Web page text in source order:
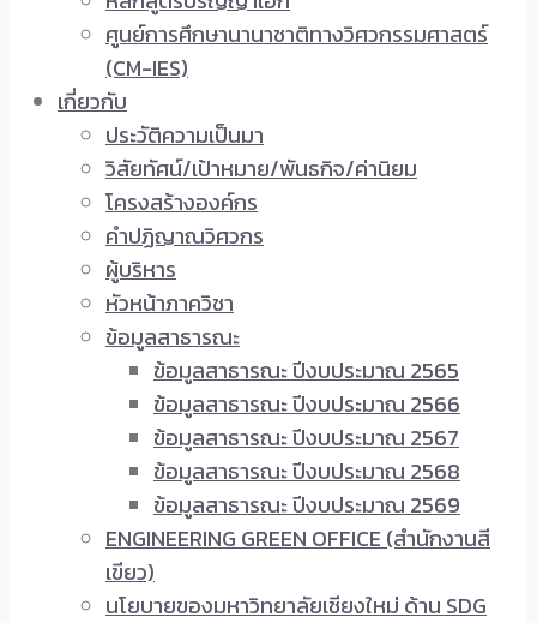
ศูนย์การศึกษานานาชาติทางวิศวกรรมศาสตร์
(CM-IES)
เกี่ยวกับ
ประวัติความเป็นมา
วิสัยทัศน์/เป้าหมาย/พันธกิจ/ค่านิยม
โครงสร้างองค์กร
คำปฏิญาณวิศวกร
ผู้บริหาร
หัวหน้าภาควิชา
ข้อมูลสาธารณะ
ข้อมูลสาธารณะ ปีงบประมาณ 2565
ข้อมูลสาธารณะ ปีงบประมาณ 2566
ข้อมูลสาธารณะ ปีงบประมาณ 2567
ข้อมูลสาธารณะ ปีงบประมาณ 2568
ข้อมูลสาธารณะ ปีงบประมาณ 2569
ENGINEERING GREEN OFFICE (สำนักงานสี
เขียว)
นโยบายของมหาวิทยาลัยเชียงใหม่ ด้าน SDG